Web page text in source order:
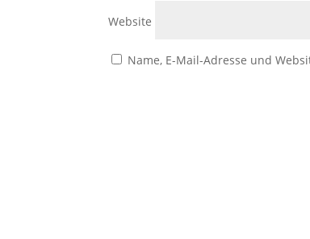
Website
Name, E-Mail-Adresse und